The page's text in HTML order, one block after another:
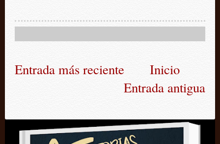
Entrada más reciente
Entrada antigua
Inicio